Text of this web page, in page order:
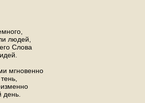
людей,
Слова
мгновенно